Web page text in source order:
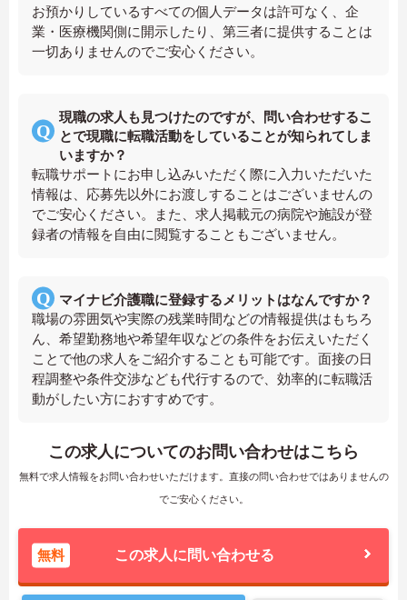
お預かりしているすべての個人データは許可なく、企
業・医療機関側に開示したり、第三者に提供することは
一切ありませんのでご安心ください。
現職の求人も見つけたのですが、問い合わせするこ
とで現職に転職活動をしていることが知られてしま
いますか？
転職サポートにお申し込みいただく際に入力いただいた
情報は、応募先以外にお渡しすることはございませんの
でご安心ください。また、求人掲載元の病院や施設が登
録者の情報を自由に閲覧することもございません。
マイナビ介護職に登録するメリットはなんですか？
職場の雰囲気や実際の残業時間などの情報提供はもちろ
ん、希望勤務地や希望年収などの条件をお伝えいただく
ことで他の求人をご紹介することも可能です。面接の日
程調整や条件交渉なども代行するので、効率的に転職活
動がしたい方におすすめです。
この求人についてのお問い合わせはこちら
無料で求人情報をお問い合わせいただけます。直接の問い合わせではありませんの
でご安心ください。
無料 この求人に問い合わせる